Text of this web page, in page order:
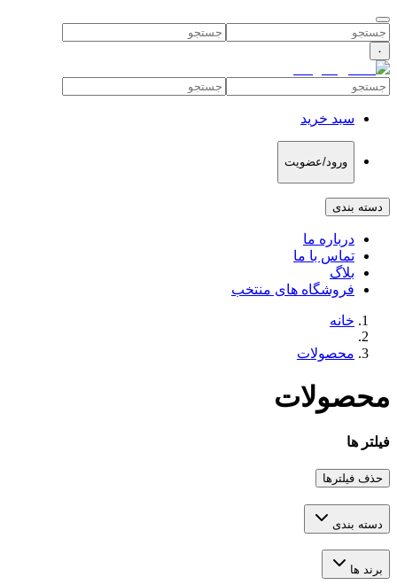
۰
سبد خرید
ورود/عضویت
دسته بندی
درباره ما
تماس با ما
بلاگ
فروشگاه های منتخب
خانه
محصولات
محصولات
فیلتر ها
حذف فیلترها
دسته بندی
برند ها